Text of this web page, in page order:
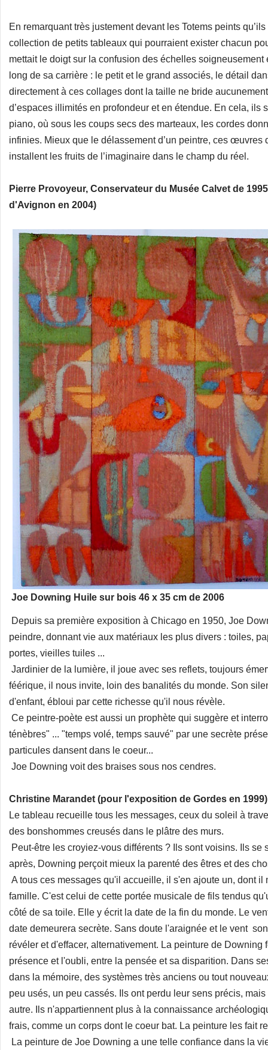
En remarquant très justement devant les Totems peints
collection de petits tableaux qui pourraient exister chacun
mettait le doigt sur la confusion des échelles soigneusement
long de sa carrière : le petit et le grand associés, le détail
directement à ces collages dont la taille ne bride
d’espaces illimités en profondeur et en étendue. En cela, ils
piano, où sous les coups secs des marteaux, les cordes
infinies. Mieux que le délassement d’un peintre, ces œuvres
installent les fruits de l’imaginaire dans le champ du réel.
Pierre Provoyeur, Conservateur du Musée Calvet de
d'Avignon en 2004)
Joe Downing Huile sur bois 46 x 35 cm de 2006
Depuis sa première exposition à Chicago en 1950, Joe
peindre, donnant vie aux matériaux les plus divers : toiles,
portes, vieilles tuiles ...
Jardinier de la lumière, il joue avec ses reflets, toujours
féérique, il nous invite, loin des banalités du monde. Son
d'enfant, ébloui par cette richesse qu'il nous révèle.
Ce peintre-poète est aussi un prophète qui suggère et
ténèbres" ... "temps volé, temps sauvé" par une secrète
particules dansent dans le coeur...
Joe Downing voit des braises sous nos cendres.
Christine Marandet (pour l'exposition de Gordes en 1999)
Le tableau recueille tous les messages, ceux du soleil à
des bonshommes creusés dans le plâtre des murs.
Peut-être les croyiez-vous différents ? Ils sont voisins. Ils se
après, Downing perçoit mieux la parenté des êtres et des
A tous ces messages qu'il accueille, il s'en ajoute un, dont
famille. C'est celui de cette portée musicale de fils tendus
côté de sa toile. Elle y écrit la date de la fin du monde. Le
date demeurera secrète. Sans doute l'araignée et le vent
révéler et d'effacer, alternativement. La peinture de Downing
présence et l'oubli, entre la pensée et sa disparition. Dans
dans la mémoire, des systèmes très anciens ou tout
peu usés, un peu cassés. Ils ont perdu leur sens précis,
autre. Ils n'appartiennent plus à la connaissance
frais, comme un corps dont le coeur bat. La peinture les fait
La peinture de Joe Downing a une telle confiance dans la